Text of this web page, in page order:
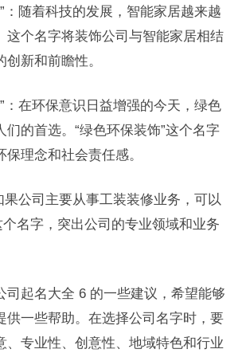
：随着科技的发展，智能家居越来越
这个名字将装饰公司与智能家居相结
新和前瞻性。
：在环保意识日益增强的今天，绿色
们的首选。“绿色环保装饰”这个名字
理念和社会责任感。
果公司主要从事工装装修业务，可以
个名字，突出公司的专业领域和业务
司起名大全 6 的一些建议，希望能够
供一些帮助。在选择公司名字时，要
、专业性、创意性、地域特色和行业